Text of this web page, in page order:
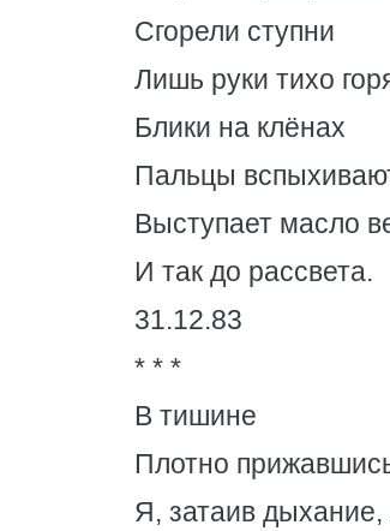
Сгорели ступни
Лишь руки тихо
Блики на клёнах
Пальцы
Выступает масло
И так до рассвета.
31.12.83
* * *
В тишине
Плотно
Я, затаив